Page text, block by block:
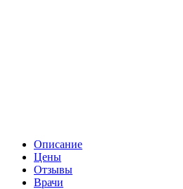
Описание
Цены
Отзывы
Врачи